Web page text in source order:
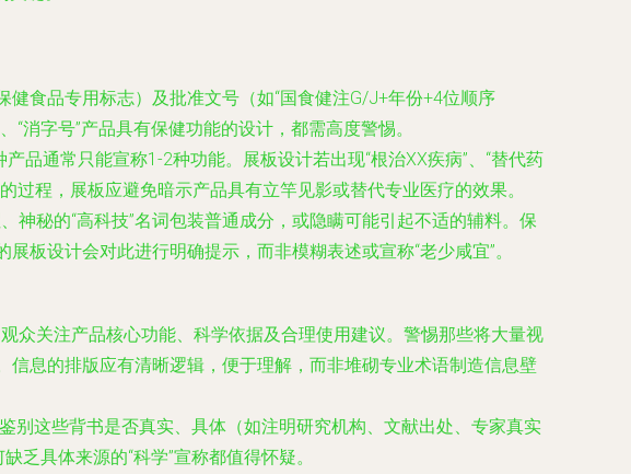
健食品专用标志）及批准文号（如“国食健注G/J+年份+4位顺序
消字号”产品具有保健功能的设计，都需高度警惕。
品通常只能宣称1-2种功能。展板设计若出现“根治XX疾病”、“替代药
过程，展板应避免暗示产品具有立竿见影或替代专业医疗的效果。
神秘的“高科技”名词包装普通成分，或隐瞒可能引起不适的辅料。保
板设计会对此进行明确提示，而非模糊表述或宣称“老少咸宜”。
众关注产品核心功能、科学依据及合理使用建议。警惕那些将大量视
息的排版应有清晰逻辑，便于理解，而非堆砌专业术语制造信息壁
别这些背书是否真实、具体（如注明研究机构、文献出处、专家真实
乏具体来源的“科学”宣称都值得怀疑。